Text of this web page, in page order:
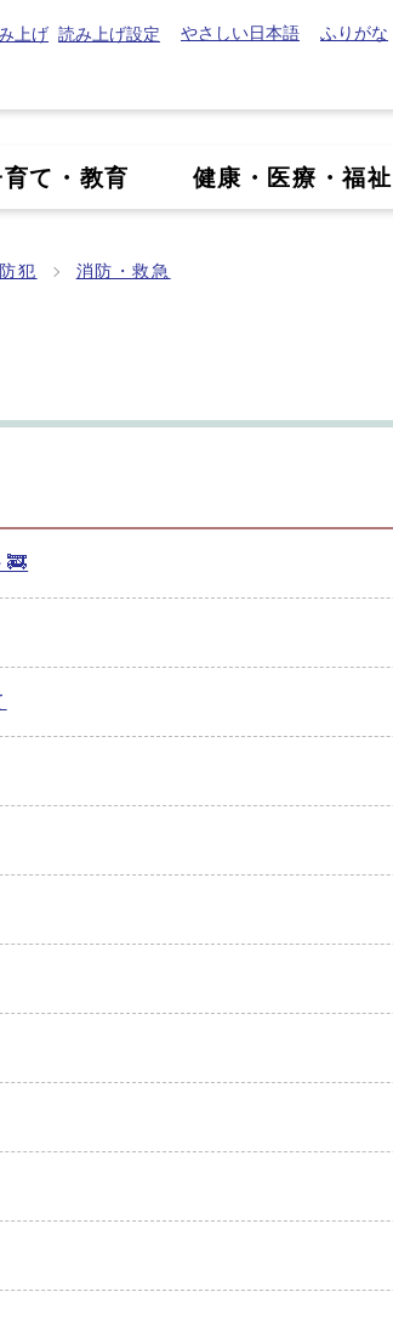
上げ 読み上げ設定 やさしい日本語 ふりがな
て・教育 健康・医療・福祉
犯 消防・救急
🚒